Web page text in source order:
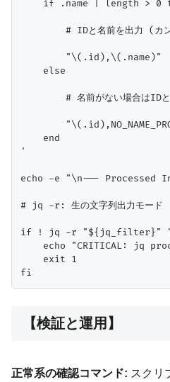
if .name | length > 0
# IDと名前を出力 (カ
        "\(.id),\(.name)"
    else
# 名前がない場合はIDと
    end
'
echo -e "\n--- Processed
# jq -r: 生の文字列出力モード
if ! jq -r "${jq_filter}"
echo "CRITICAL: jq
    exit 1
【検証と運用】
正常系の確認コマンド: スクリ